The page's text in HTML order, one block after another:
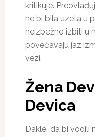
kritikuje.
ne bi bila uzeta u
neizbežno izbiti u
povećavaju jaz
vezi.
Žena
Devica
Dakle, da bi vodili